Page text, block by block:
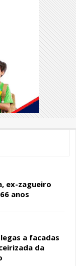
ex-zagueiro
anos
a facadas
da